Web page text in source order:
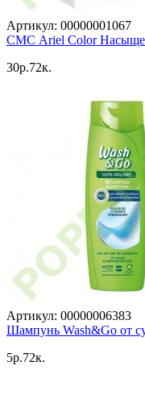
Артикул: 00000001067
СМС Ariel Color
30p.72к.
Артикул: 00000006383
Шампунь Wash&Go от
5p.72к.